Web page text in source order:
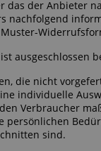
das der Anbieter
nachfolgend
ausgeschlossen
die nicht
individuelle
Verbraucher
persönlichen
sind.